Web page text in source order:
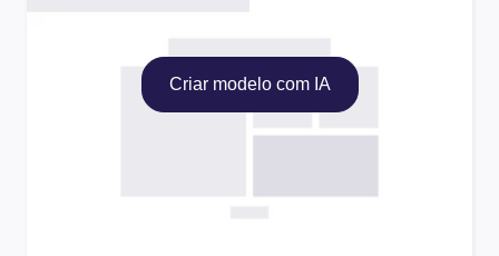
Criar modelo com IA